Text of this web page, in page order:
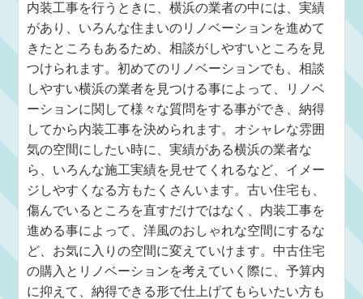
内装工事を行うときに、横浜の業者の中には、実績
があり、いろんな住まいのリノベーションを進めて
きたところもあるため、相談がしやすいところを見
つけられます。初めてのリノベーションでも、相談
しやすい横浜の業者を見つける事によって、リノベ
ーションに関して様々な質問をする事ができ、納得
してから内装工事を決められます。オシャレな雰囲
気の空間にしたい時に、実績がある横浜の業者な
ら、いろんな施工実績を見せてくれるなど、イメー
ジしやすくなる方もたくさんいます。古い住宅も、
傷んでいるところを直すだけではなく、内装工事を
進める事によって、洋風のおしゃれな空間にするな
ど、お気に入りの空間に変えていけます。中古住宅
の購入とリノベーションを考えていく際に、予算内
に抑えて、納得できる形で仕上げてもらいたい方も